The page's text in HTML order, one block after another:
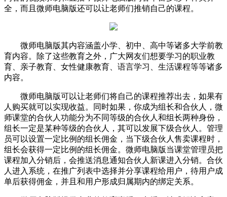
全，而且微师电脑版还可以让老师们推销自己的课程。
微师电脑版其内容涵盖小学、初中、高中等诸多大学前教
育内容。除了这些教育之外，广大网友们想要学习的职业教
育、亲子教育、女性健康教育、语言学习、生活课程等等诸多
内容。
微师电脑版可以让老师们将自己的课程推荐出去，如果有
人购买就可以实现收益。同时如果，你成为组长和合伙人，微
师课堂的合伙人功能分为不同等级的合伙人和组长两种身份，
组长一定是某种等级的合伙人，其可以发展下级合伙人。管理
员可以设置一定比例的组长佣金，当下级合伙人售卖课程时，
组长会获得一定比例的组长佣金。微师电脑版当课堂管理员把
课程加入分销后，会推送消息通知合伙人新课进入分销。合伙
人进入系统，在推广列表中选择并分享课程给用户，待用户成
单后获得佣金，并且和用户形成归属期内的绑定关系。